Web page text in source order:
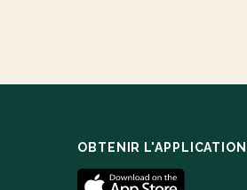
OBTENIR L'APPLICATION